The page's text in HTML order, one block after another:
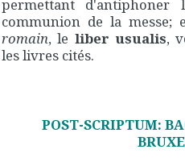
permettant
communion de la messe;
romain, le liber usualis,
les livres cités.
POST-SCRIPTUM: